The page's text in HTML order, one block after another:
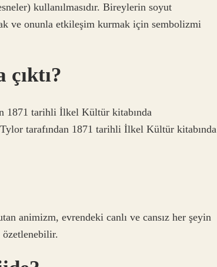
kullanılmasıdır. Bireylerin soyut
ve onunla etkileşim kurmak için sembolizmi
1871 tarihli İlkel Kültür kitabında
tarafından 1871 tarihli İlkel Kültür kitabında
animizm, evrendeki canlı ve cansız her şeyin
özetlenebilir.